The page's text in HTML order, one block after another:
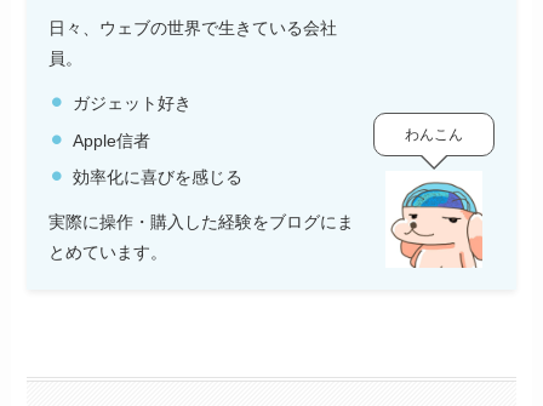
日々、ウェブの世界で生きている会社
員。
ガジェット好き
Apple信者
効率化に喜びを感じる
実際に操作・購入した経験をブログにま
とめています。
わんこん